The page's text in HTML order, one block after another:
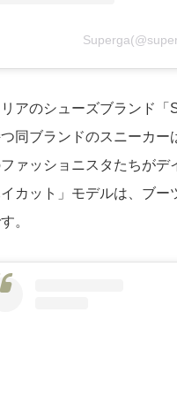
アのシューズブランド
同ブランドのスニーカ
ファッショニスタたちが
イカット」モデルは、ブ
。